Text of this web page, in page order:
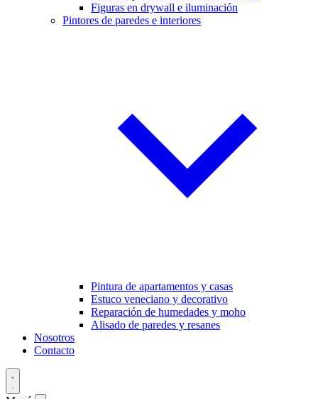
Figuras en drywall e iluminación
Pintores de paredes e interiores
Pintura de apartamentos y casas
Estuco veneciano y decorativo
Reparación de humedades y moho
Alisado de paredes y resanes
Nosotros
Contacto